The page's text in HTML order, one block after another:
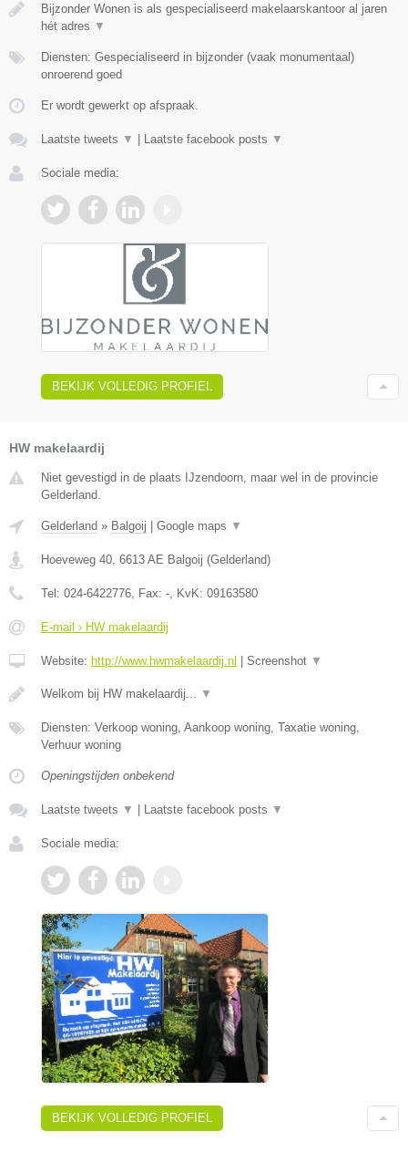
Bijzonder Wonen is als gespecialiseerd makelaarskantoor al jaren
hét adres ▼
Diensten: Gespecialiseerd in bijzonder (vaak monumentaal)
onroerend goed
Er wordt gewerkt op afspraak.
Laatste tweets ▼ | Laatste facebook posts ▼
Sociale media:
BEKIJK VOLLEDIG PROFIEL
HW makelaardij
Niet gevestigd in de plaats IJzendoorn, maar wel in de provincie
Gelderland.
Gelderland » Balgoij | Google maps ▼
Hoeveweg 40 6613 AE Balgoij (Gelderland)
Tel: 024-6422776 , Fax: - , KvK: 09163580
E-mail › HW makelaardij
Website: http://www.hwmakelaardij.nl | Screenshot ▼
Welkom bij HW makelaardij... ▼
Diensten: Verkoop woning, Aankoop woning, Taxatie woning,
Verhuur woning
Openingstijden onbekend
Laatste tweets ▼ | Laatste facebook posts ▼
Sociale media:
BEKIJK VOLLEDIG PROFIEL